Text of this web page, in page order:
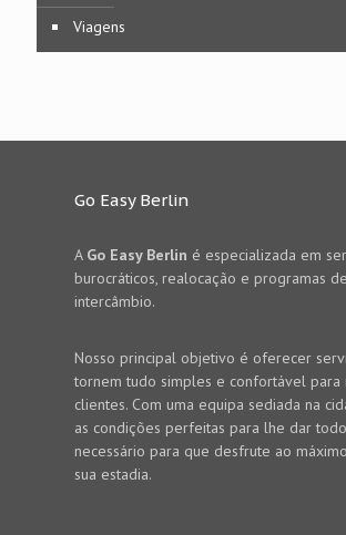
Viagens
Go Easy Berlin
A Go Easy Berlin é especializada em
burocráticos, realocação e programas de
intercâmbio.
Nosso principal objetivo é oferecer
tornem tudo simples e confortável para
clientes. Com uma equipa sediada na
as condições perfeitas para lhe dar
necessário para que desfrute ao
sua estadia.